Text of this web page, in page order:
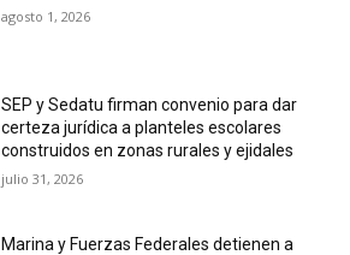
agosto 1, 2026
SEP y Sedatu firman convenio para dar
certeza jurídica a planteles escolares
construidos en zonas rurales y ejidales
julio 31, 2026
Marina y Fuerzas Federales detienen a